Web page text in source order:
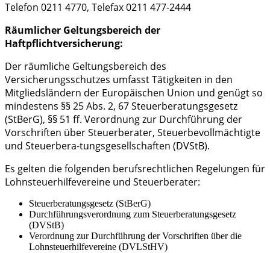
Telefon 0211 4770, Telefax 0211 477-2444
Räumlicher Geltungsbereich der
Haftpflichtversicherung:
Der räumliche Geltungsbereich des
Versicherungsschutzes umfasst Tätigkeiten in den
Mitgliedsländern der Europäischen Union und genügt so
mindestens §§ 25 Abs. 2, 67 Steuerberatungsgesetz
(StBerG), §§ 51 ff. Verordnung zur Durchführung der
Vorschriften über Steuerberater, Steuerbevollmächtigte
und Steuerbera-tungsgesellschaften (DVStB).
Es gelten die folgenden berufsrechtlichen Regelungen für
Lohnsteuerhilfevereine und Steuerberater:
Steuerberatungsgesetz (StBerG)
Durchführungsverordnung zum Steuerberatungsgesetz
(DVStB)
Verordnung zur Durchführung der Vorschriften über die
Lohnsteuerhilfevereine (DVLStHV)